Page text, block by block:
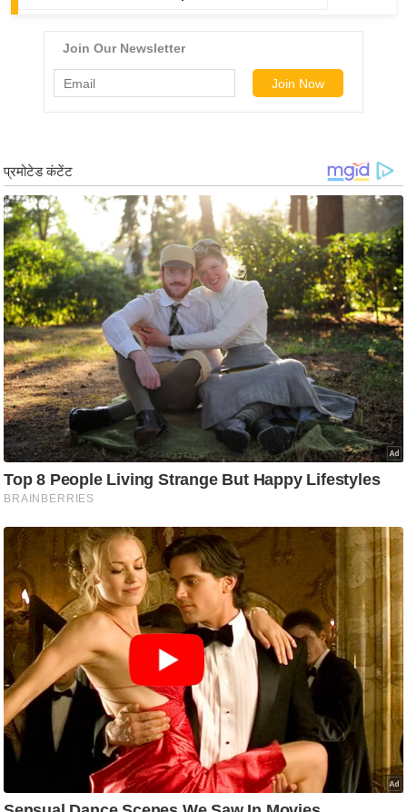
लू
नु
स्खे
प
र्य
ट
न
स्थ
ल
फि
ट
ने
स
मं
त्रा
रि
ले
श
न
शि
प
रा
ज
नी
ति
श्ले